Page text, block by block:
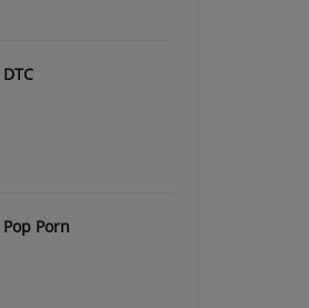
DTC
Pop Porn